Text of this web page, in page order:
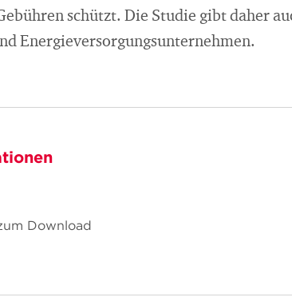
schützt. Die Studie gibt daher
Energieversorgungsunternehmen.
Download